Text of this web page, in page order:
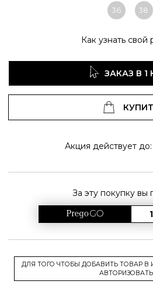
36 38
Как узнать свой
ЗАКАЗ В 1
Акция действует
За эту покупку вы
ДЛЯ ТОГО ЧТОБЫ ДОБАВИТЬ ТОВАР